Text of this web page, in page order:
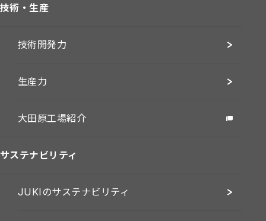
技術・生産
技術開発力
生産力
大田原工場紹介
サステナビリティ
JUKIのサステナビリティ